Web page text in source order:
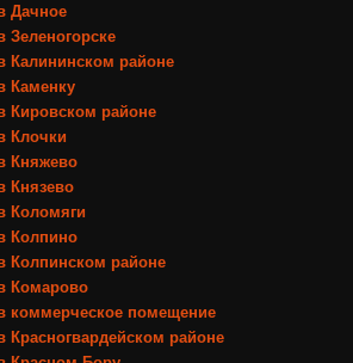
Дачное
Зеленогорске
Калининском районе
Каменку
Кировском районе
Клочки
Княжево
Князево
Коломяги
Колпино
Колпинском районе
Комарово
коммерческое помещение
Красногвардейском районе